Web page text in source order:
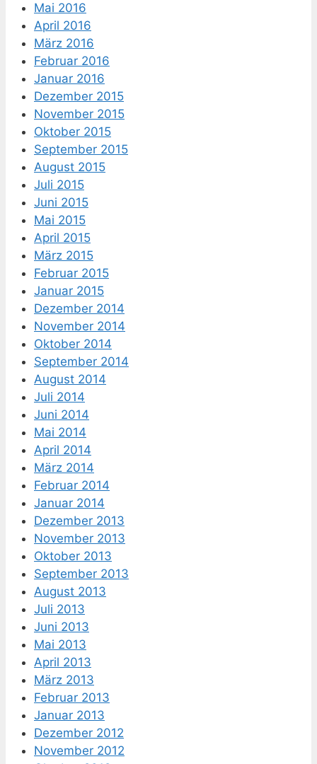
Mai 2016
April 2016
März 2016
Februar 2016
Januar 2016
Dezember 2015
November 2015
Oktober 2015
September 2015
August 2015
Juli 2015
Juni 2015
Mai 2015
April 2015
März 2015
Februar 2015
Januar 2015
Dezember 2014
November 2014
Oktober 2014
September 2014
August 2014
Juli 2014
Juni 2014
Mai 2014
April 2014
März 2014
Februar 2014
Januar 2014
Dezember 2013
November 2013
Oktober 2013
September 2013
August 2013
Juli 2013
Juni 2013
Mai 2013
April 2013
März 2013
Februar 2013
Januar 2013
Dezember 2012
November 2012